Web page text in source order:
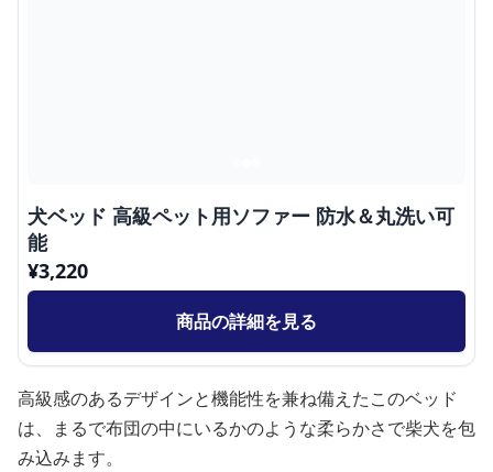
犬ベッド 高級ペット用ソファー 防水＆丸洗い可
能
¥3,220
商品の詳細を見る
高級感のあるデザインと機能性を兼ね備えたこのベッド
は、まるで布団の中にいるかのような柔らかさで柴犬を包
み込みます。